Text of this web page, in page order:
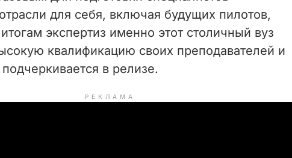
для себя, включая будущих пилотов,
экспертиз именно этот столичный вуз
квалификацию своих преподавателей и
в релизе.
РЕКЛАМА